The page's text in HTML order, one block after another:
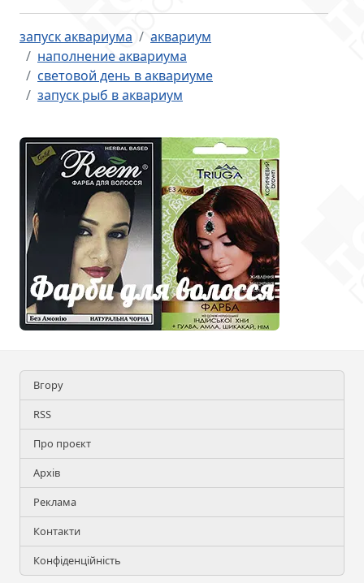
запуск аквариума
аквариум
наполнение аквариума
световой день в аквариуме
запуск рыб в аквариум
Вгору
RSS
Про проєкт
Архів
Реклама
Контакти
Конфіденційність